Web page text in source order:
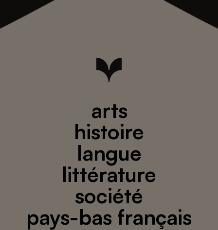
arts
histoire
langue
littérature
société
pays-bas français